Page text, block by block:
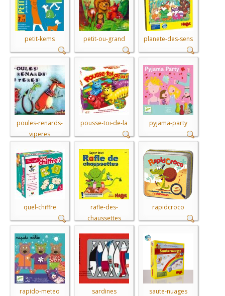
petit-kems petit-ou-grand planete-des-sens
poules-renards-
viperes
pousse-toi-de-la pyjama-party
quel-chiffre
rafle-des-
chaussettes
rapidcroco
rapido-meteo sardines saute-nuages